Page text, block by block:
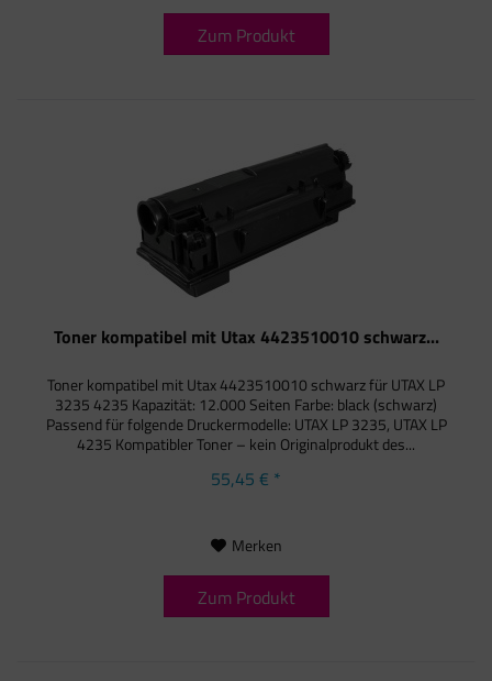
Zum Produkt
Toner kompatibel mit Utax 4423510010 schwarz...
Toner kompatibel mit Utax 4423510010 schwarz für UTAX LP
3235 4235 Kapazität: 12.000 Seiten Farbe: black (schwarz)
Passend für folgende Druckermodelle: UTAX LP 3235, UTAX LP
4235 Kompatibler Toner – kein Originalprodukt des...
55,45 € *
Merken
Zum Produkt